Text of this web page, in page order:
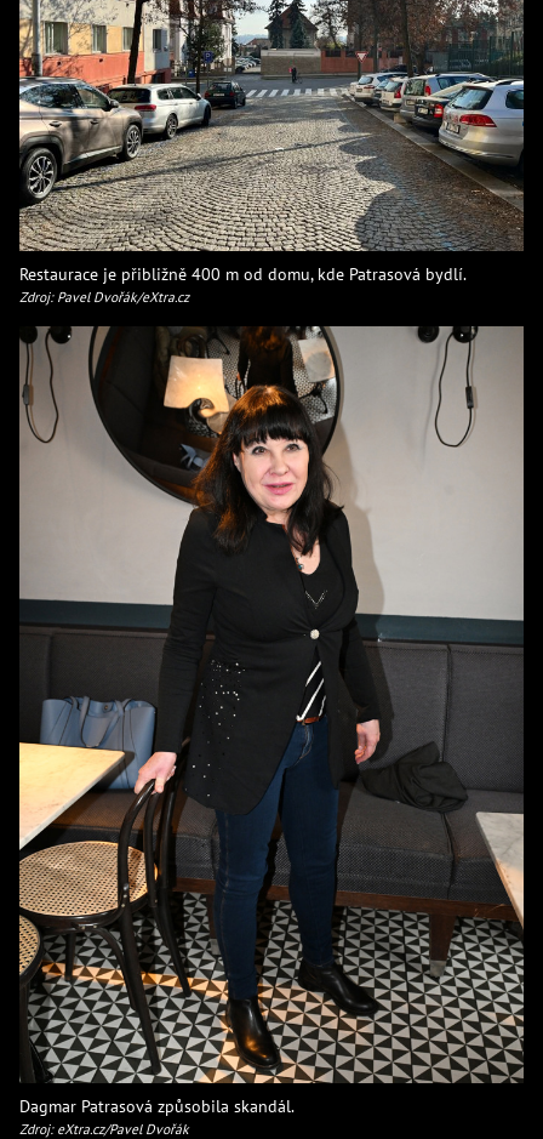
Restaurace je přibližně 400 m od domu, kde Patrasová bydlí.
Zdroj: Pavel Dvořák/eXtra.cz
Dagmar Patrasová způsobila skandál.
Zdroj: eXtra.cz/Pavel Dvořák